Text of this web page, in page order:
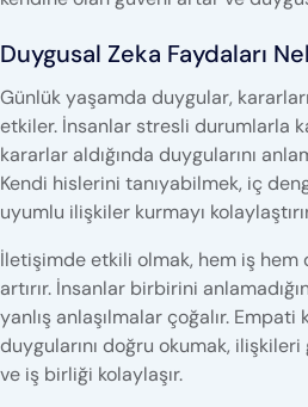
Duygusal Zeka Faydaları
Günlük yaşamda duygular,
etkiler. İnsanlar stresli durumlarla
kararlar aldığında duygularını
Kendi hislerini tanıyabilmek, iç
uyumlu ilişkiler kurmayı
İletişimde etkili olmak, hem iş hem
artırır. İnsanlar birbirini
yanlış anlaşılmalar çoğalır. Empati
duygularını doğru okumak,
ve iş birliği kolaylaşır.